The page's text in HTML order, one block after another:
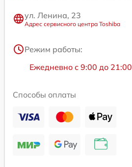
ул. Ленина, 23
Адрес сервисного центра Toshiba
Режим работы:
Ежедневно с 9:00 до 21:00
Способы оплаты